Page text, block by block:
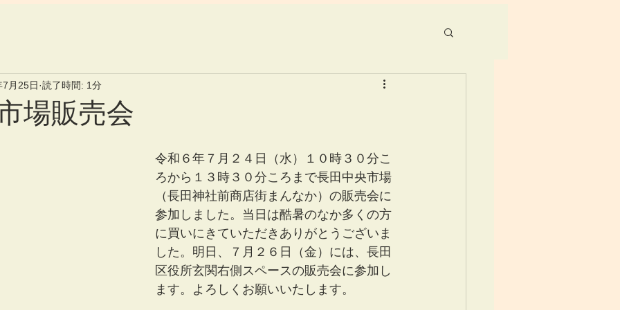
場販売会
月25日 読了時間: 1分
令和６年７月２４日（水）１０時３０分こ
ろから１３時３０分ころまで長田中央市場
（長田神社前商店街まんなか）の販売会に
参加しました。当日は酷暑のなか多くの方
に買いにきていただきありがとうございま
した。明日、７月２６日（金）には、長田
区役所玄関右側スペースの販売会に参加し
ます。よろしくお願いいたします。